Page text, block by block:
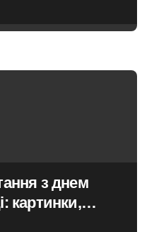
з днем
картинки,